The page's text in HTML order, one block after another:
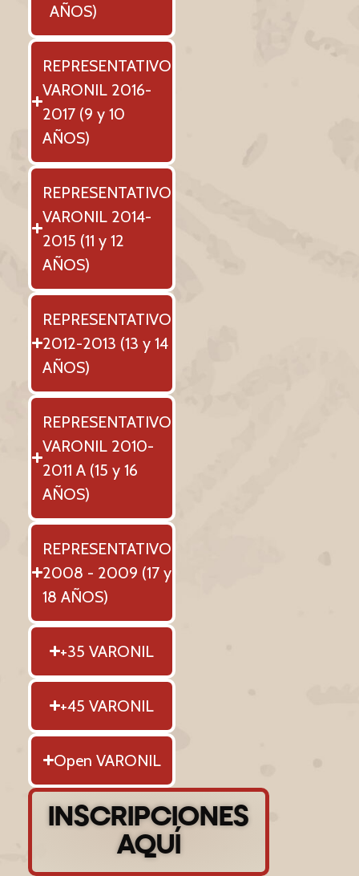
AÑOS)
REPRESENTATIVO
VARONIL 2016-
2017 (9 y 10
AÑOS)
REPRESENTATIVO
VARONIL 2014-
2015 (11 y 12
AÑOS)
REPRESENTATIVO
2012-2013 (13 y 14
AÑOS)
REPRESENTATIVO
VARONIL 2010-
2011 A (15 y 16
AÑOS)
REPRESENTATIVO
2008 - 2009 (17 y
18 AÑOS)
+35 VARONIL
+45 VARONIL
Open VARONIL
INSCRIPCIONES
AQUÍ